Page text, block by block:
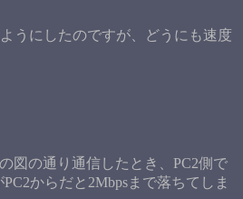
うにしたのですが、どうにも速度
図の通り通信したとき、PC2側で
からだと2Mbpsまで落ちてしま